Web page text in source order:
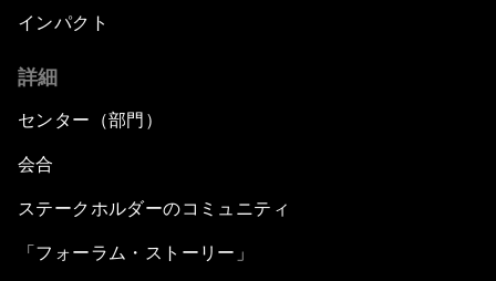
インパクト
詳細
センター（部門）
会合
ステークホルダーのコミュニティ
「フォーラム・ストーリー」